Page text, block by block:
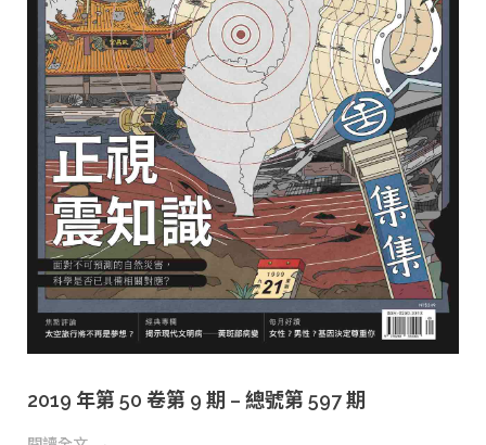
2019 年第 50 卷第 9 期 – 總號第 597 期